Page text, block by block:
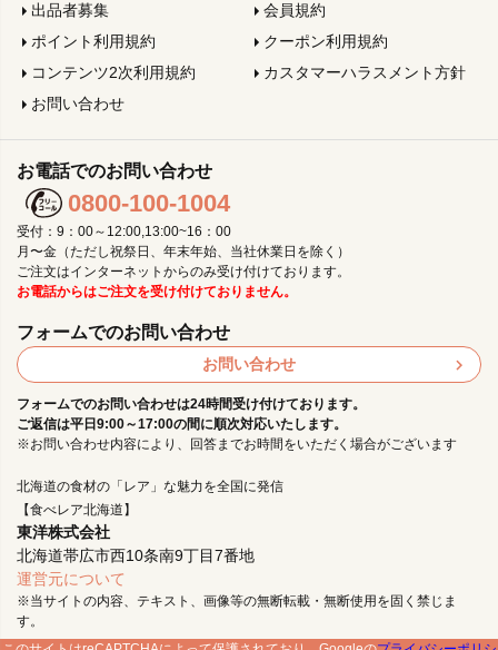
出品者募集
会員規約
ポイント利用規約
クーポン利用規約
コンテンツ2次利用規約
カスタマーハラスメント方針
お問い合わせ
北海道の食材の「レア」な魅力を全国に発信
【食べレア北海道】
東洋株式会社
北海道帯広市西10条南9丁目7番地
運営元について
※当サイトの内容、テキスト、画像等の無断転載・無断使用を固く禁じま
す。
お電話でのお問い合わせ
0800-100-1004
受付：9：00～12:00,13:00~16：00
月〜金（ただし祝祭日、年末年始、当社休業日を除く）
ご注文はインターネットからのみ受け付けております。
お電話からはご注文を受け付けておりません。
フォームでのお問い合わせ
お問い合わせ
フォームでのお問い合わせは24時間受け付けております。
ご返信は平日9:00～17:00の間に順次対応いたします。
※お問い合わせ内容により、回答までお時間をいただく場合がございます